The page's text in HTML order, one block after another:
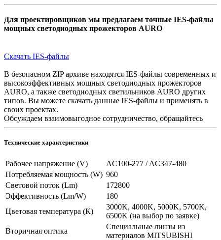
Для проектировщиков мы предлагаем точные IES-файлы
мощных светодиодных прожекторов AURO
Скачать IES-файлы
В безопасном ZIP архиве находятся IES-файлы современных и
высокоэффективных мощных светодиодных прожекторов
AURO, а также светодиодных светильников AURO других
типов. Вы можете скачать данные IES-файлы и применять в
своих проектах.
Обсуждаем взаимовыгодное сотрудничество, обращайтесь
Технические характеристики
Рабочее напряжение (V)
AC100-277 / AC347-480
Потребляемая мощность (W) 960
Световой поток (Lm)
172800
Эффективность (Lm/W)
180
Цветовая температура (К)
3000K, 4000K, 5000K, 5700K,
6500K (на выбор по заявке)
Вторичная оптика
Специальные линзы из
материалов MITSUBISHI